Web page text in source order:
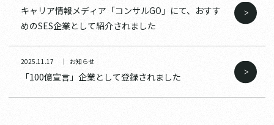
キャリア情報メディア「コンサルGO」にて、おすす
めのSES企業として紹介されました
2025.11.17 お知らせ
「100億宣言」企業として登録されました